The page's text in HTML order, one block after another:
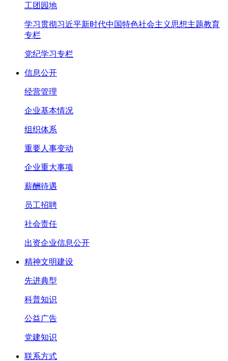
工团园地
学习贯彻习近平新时代中国特色社会主义思想主题教育
专栏
党纪学习专栏
信息公开
经营管理
企业基本情况
组织体系
重要人事变动
企业重大事项
薪酬待遇
员工招聘
社会责任
出资企业信息公开
精神文明建设
先进典型
科普知识
公益广告
党建知识
联系方式